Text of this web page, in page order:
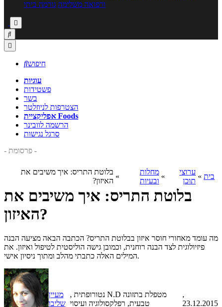
ורפואה משלימה גורמה ביתי



חיפוש
עוגיות
פשטידות
בשר
הצטרפות לניוזלטר
אפליקציית Foods
הרשמה לוובינר
סרגל נגישות
- פרסומת -
בית »
ערוצי
תוכן
»
מחלות
ובעיות
»
בלוטת התריס: איך משיבים את
האיזון?
בלוטת התריס: איך משיבים את
האיזון?
מה עומד מאחורי חוסר איזון בבלוטת התריס? הכתבה הבאה מציעה הבנה
פיזיולוגית לצד הבנה רוחנית, וכמובן גישה הוליסטית לטיפול ואיזון. את
המילים האלה כתבתי מהלב ומתוך ניסיון אישי.
מעיין
שליבו
, נטורופתית N.D מטפלת בתזונה
טבעית, רפלקסולוגיה ועיסוי
,
23.12.2015